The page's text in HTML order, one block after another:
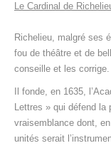
Le Cardinal de
Richelieu, malgré ses
fou de théâtre et de
conseille et les corrige.
Il fonde, en 1635,
Lettres » qui défend la
vraisemblance dont,
unités serait